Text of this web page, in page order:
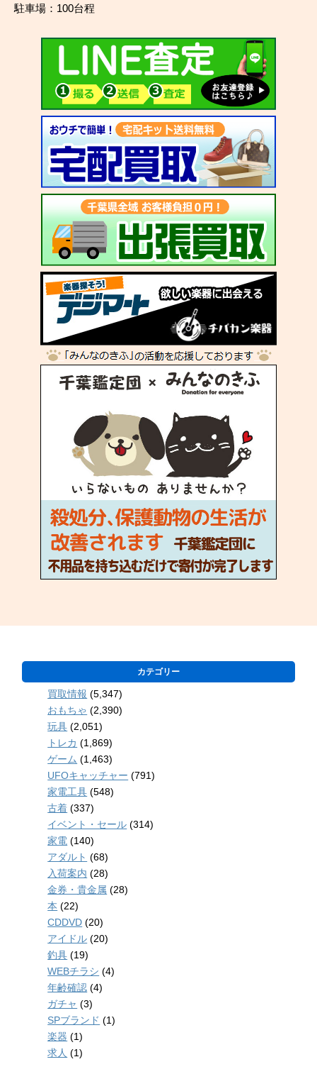
駐車場：100台程
カテゴリー
買取情報 (5,347)
おもちゃ (2,390)
玩具 (2,051)
トレカ (1,869)
ゲーム (1,463)
UFOキャッチャー (791)
家電工具 (548)
古着 (337)
イベント・セール (314)
家電 (140)
アダルト (68)
入荷案内 (28)
金券・貴金属 (28)
本 (22)
CDDVD (20)
アイドル (20)
釣具 (19)
WEBチラシ (4)
年齢確認 (4)
ガチャ (3)
SPブランド (1)
楽器 (1)
求人 (1)